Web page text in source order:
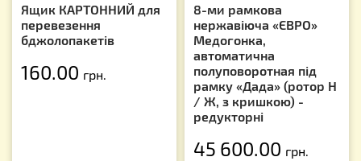
Ящик КАРТОННИЙ для
перевезення
бджолопакетів
160.00 грн.
8-ми рамкова
нержавіюча «ЄВРО»
Медогонка,
автоматична
полуповоротная під
рамку «Дада» (ротор Н
/ Ж, з кришкою) -
редукторні
45 600.00 грн.